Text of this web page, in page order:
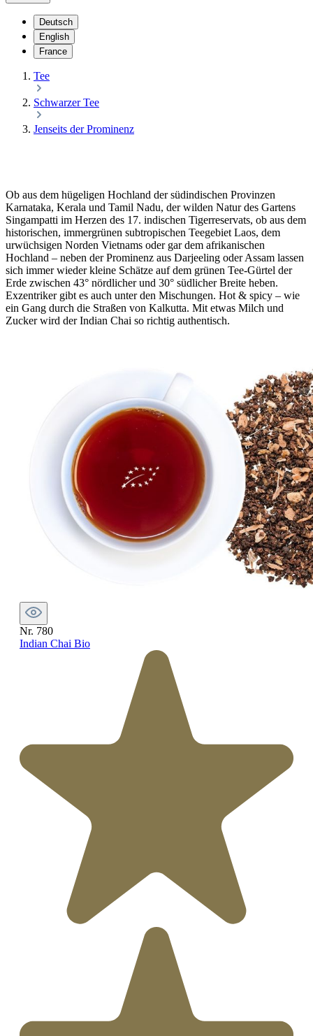
Deutsch
English
France
Tee
Schwarzer Tee
Jenseits der Prominenz
Ob aus dem hügeligen Hochland der südindischen Provinzen
Karnataka, Kerala und Tamil Nadu, der wilden Natur des Gartens
Singampatti im Herzen des 17. indischen Tigerreservats, ob aus dem
historischen, immergrünen subtropischen Teegebiet Laos, dem
urwüchsigen Norden Vietnams oder gar dem afrikanischen
Hochland – neben der Prominenz aus Darjeeling oder Assam lassen
sich immer wieder kleine Schätze auf dem grünen Tee-Gürtel der
Erde zwischen 43° nördlicher und 30° südlicher Breite heben.
Exzentriker gibt es auch unter den Mischungen. Hot & spicy – wie
ein Gang durch die Straßen von Kalkutta. Mit etwas Milch und
Zucker wird der Indian Chai so richtig authentisch.
Nr. 780
Indian Chai Bio